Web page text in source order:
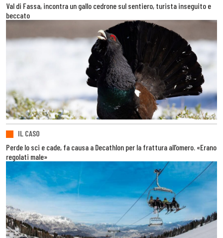
Val di Fassa, incontra un gallo cedrone sul sentiero, turista inseguito e
beccato
IL CASO
Perde lo sci e cade, fa causa a Decathlon per la frattura all’omero. «Erano
regolati male»